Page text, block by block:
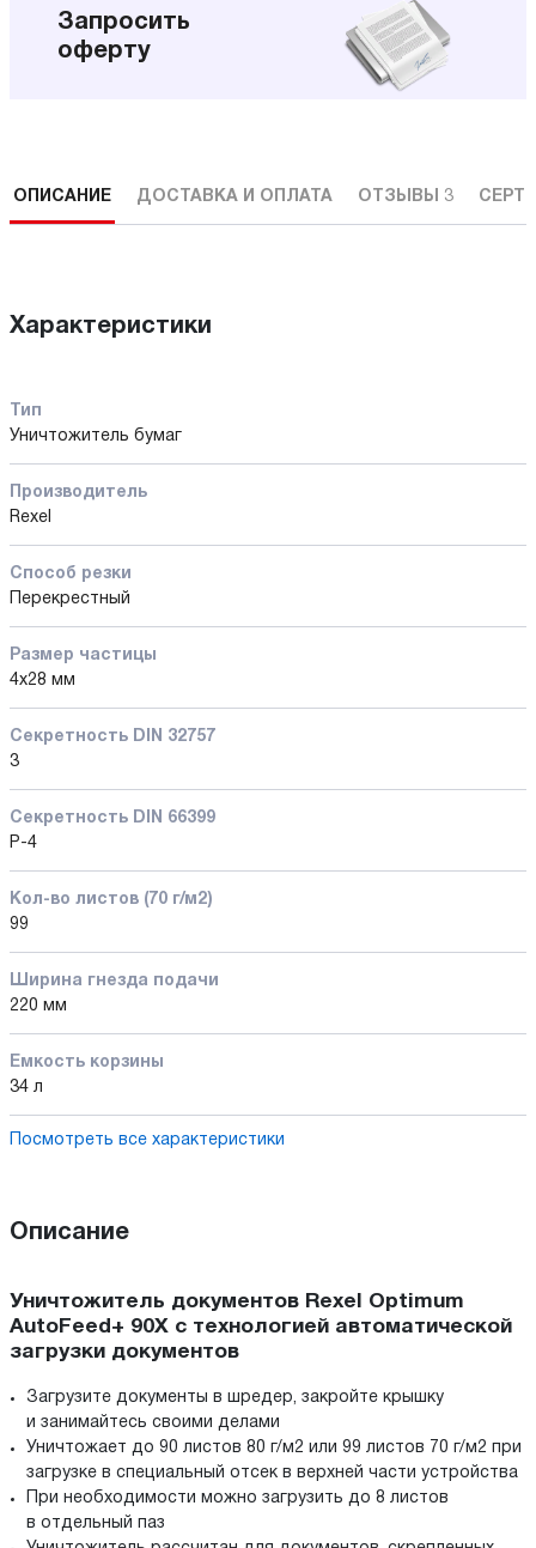
Запросить
оферту
ОПИСАНИЕ ДОСТАВКА И ОПЛАТА ОТЗЫВЫ 3
Характеристики
Тип
Уничтожитель бумаг
Производитель
Rexel
Способ резки
Перекрестный
Размер частицы
4x28 мм
Секретность DIN 32757
3
Секретность DIN 66399
P-4
Кол-во листов (70 г/м2)
99
Ширина гнезда подачи
220 мм
Емкость корзины
34 л
Посмотреть все характеристики
Описание
Уничтожитель документов Rexel Optimum
AutoFeed+ 90X с технологией автоматической
загрузки документов
Загрузите документы в шредер, закройте крышку
и занимайтесь своими делами
Уничтожает до 90 листов 80 г/м2 или 99 листов 70 г/м2 при
загрузке в специальный отсек в верхней части устройства
При необходимости можно загрузить до 8 листов
в отдельный паз